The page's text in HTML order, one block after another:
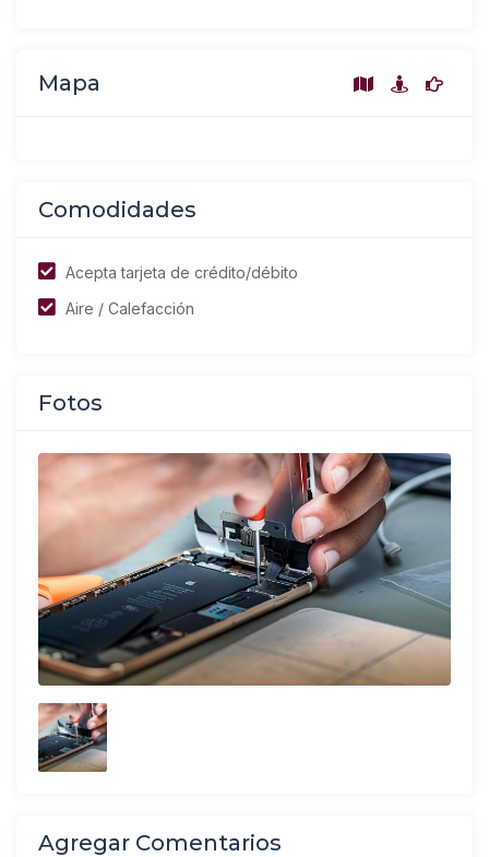
Mapa
Comodidades
Acepta tarjeta de crédito/débito
Aire / Calefacción
Fotos
Agregar Comentarios